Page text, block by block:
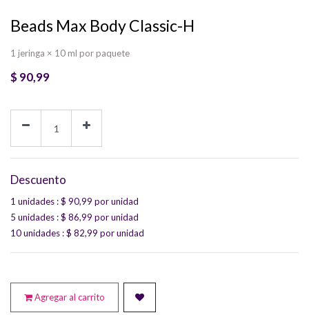
Beads Max Body Classic-H
1 jeringa × 10 ml por paquete
$90,99
Descuento
1 unidades : $ 90,99 por unidad
5 unidades : $ 86,99 por unidad
10 unidades : $ 82,99 por unidad
Agregar al carrito